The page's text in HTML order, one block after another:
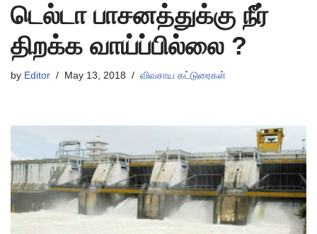
டெல்டா பாசனத்துக்கு நீர்
திறக்க வாய்ப்பில்லை ?
by Editor May 13, 2018 விவசாய கட்டுரைகள்